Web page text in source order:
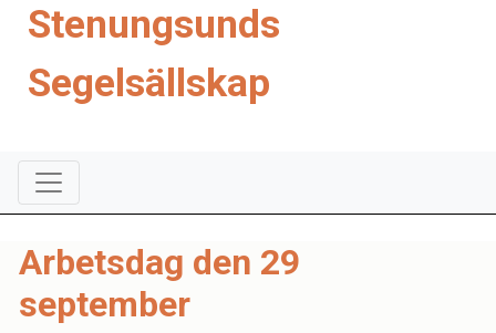
Stenungsunds
Segelsällskap
Arbetsdag den 29
september